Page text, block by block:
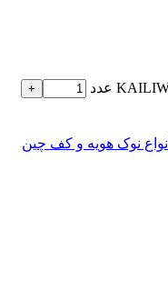
انواع نوک هویه و کف چین